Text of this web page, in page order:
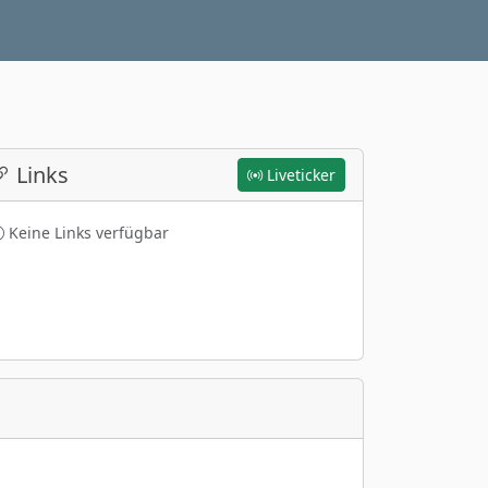
Links Liveticker
Keine Links verfügbar